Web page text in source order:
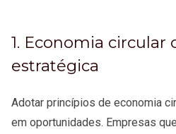
1. Economia
estratégica
Adotar princípios de economia
em oportunidades. Empresas